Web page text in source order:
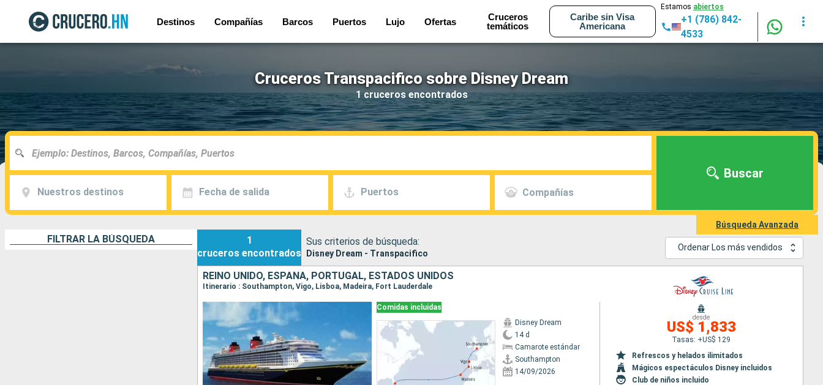
Destinos Compañías Barcos Puertos Lujo Ofertas
Cruceros
temáticos
Caribe sin Visa
Americana
Estamos abiertos
+1 (786) 842-
4533
Cruceros Transpacifico sobre Disney Dream
1 cruceros encontrados
Nuestros destinos Fecha de salida Puertos Compañías
Buscar
Búsqueda Avanzada
FILTRAR LA BÚSQUEDA
1
cruceros encontrados
Sus criterios de búsqueda:
Disney Dream - Transpacifico
Ordenar Los más vendidos
REINO UNIDO, ESPAÑA, PORTUGAL, ESTADOS UNIDOS
Itinerario : Southampton, Vigo, Lisboa, Madeira, Fort Lauderdale
Comidas incluidas
Disney Dream
14 d
Camarote estándar
Southampton
14/09/2026
desde
US$ 1,833
Tasas: +US$ 129
Refrescos y helados ilimitados
Mágicos espectáculos Disney incluidos
Club de niños incluido